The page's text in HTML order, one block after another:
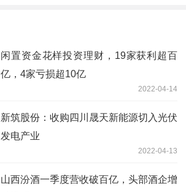
闲置资金花样投资理财，19家获利超百
亿，4家亏损超10亿
2022-04-14
新筑股份：收购四川晟天新能源切入光伏
发电产业
2022-04-13
山西汾酒一季度营收破百亿，头部酒企增